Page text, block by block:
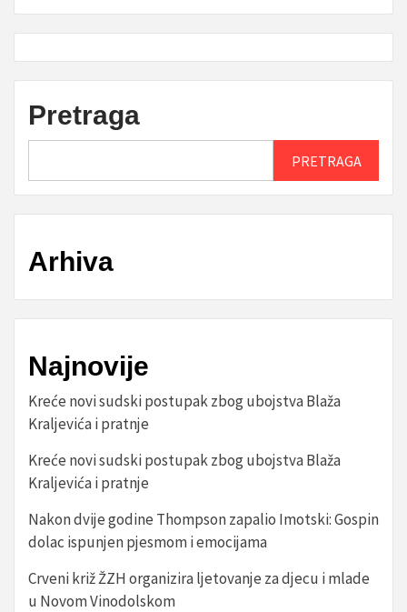
Pretraga
PRETRAGA
Arhiva
Najnovije
Kreće novi sudski postupak zbog ubojstva Blaža
Kraljevića i pratnje
Kreće novi sudski postupak zbog ubojstva Blaža
Kraljevića i pratnje
Nakon dvije godine Thompson zapalio Imotski: Gospin
dolac ispunjen pjesmom i emocijama
Crveni križ ŽZH organizira ljetovanje za djecu i mlade
u Novom Vinodolskom